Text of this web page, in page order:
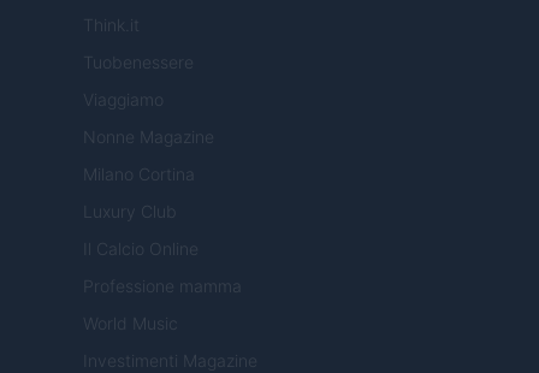
Think.it
Tuobenessere
Viaggiamo
Nonne Magazine
Milano Cortina
Luxury Club
Il Calcio Online
Professione mamma
World Music
Investimenti Magazine